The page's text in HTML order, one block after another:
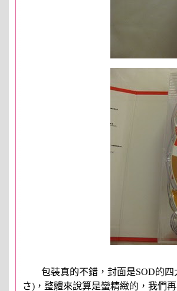
包裝真的不錯，封面是SOD的四
さ)，整體來說算是蠻精緻的，我們再